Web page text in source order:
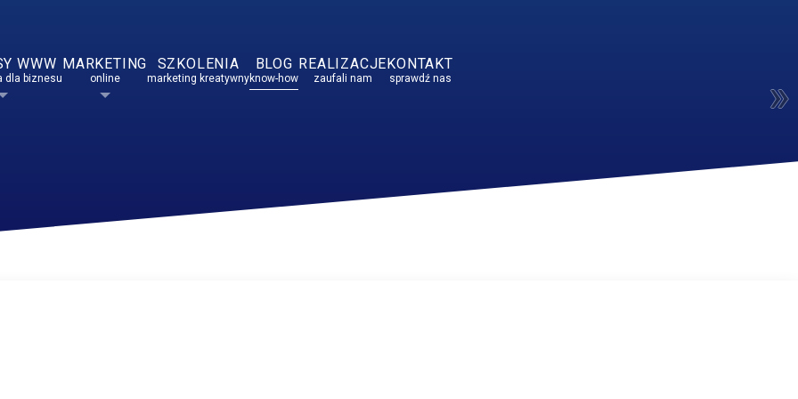
WWW
dla biznesu
MARKETING
online
SZKOLENIA
marketing kreatywny
BLOG
know-how
REALIZACJE
zaufali nam
KONTAKT
sprawdź nas